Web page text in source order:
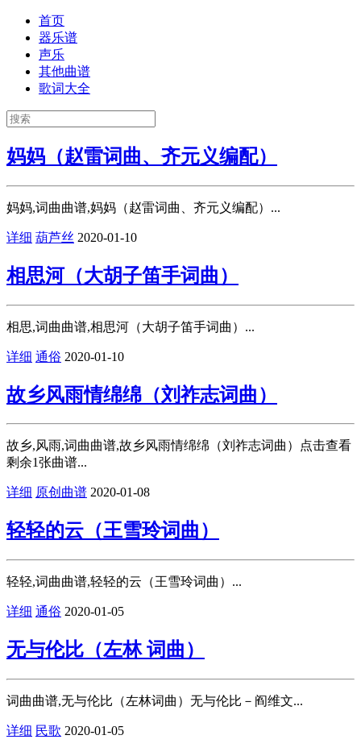
首页
器乐谱
声乐
其他曲谱
歌词大全
妈妈（赵雷词曲、齐元义编配）
妈妈,词曲曲谱,妈妈（赵雷词曲、齐元义编配）...
详细 葫芦丝 2020-01-10
相思河（大胡子笛手词曲）
相思,词曲曲谱,相思河（大胡子笛手词曲）...
详细 通俗 2020-01-10
故乡风雨情绵绵（刘祚志词曲）
故乡,风雨,词曲曲谱,故乡风雨情绵绵（刘祚志词曲）点击查看
剩余1张曲谱...
详细 原创曲谱 2020-01-08
轻轻的云（王雪玲词曲）
轻轻,词曲曲谱,轻轻的云（王雪玲词曲）...
详细 通俗 2020-01-05
无与伦比（左林 词曲）
词曲曲谱,无与伦比（左林词曲）无与伦比－阎维文...
详细 民歌 2020-01-05